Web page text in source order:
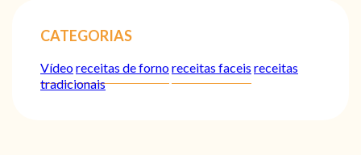
CATEGORIAS
Vídeoreceitas de fornoreceitas faceis receitas
tradicionais